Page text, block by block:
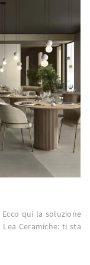
qui la soluzione
Ceramiche: ti sta